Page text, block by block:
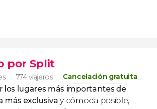
por Split
774 viajeros Cancelación gratuita
los lugares más importantes de
más exclusiva y cómoda posible,